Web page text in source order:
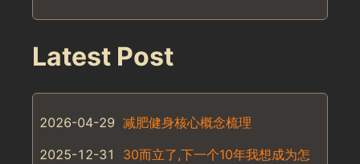
Latest Post
2026-04-29 减肥健身核心概念梳理
2025-12-31
30而立了,下一个10年我想成为怎